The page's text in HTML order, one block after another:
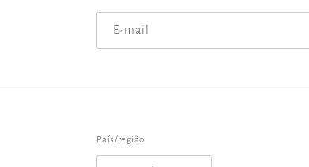
E-mail
País/região